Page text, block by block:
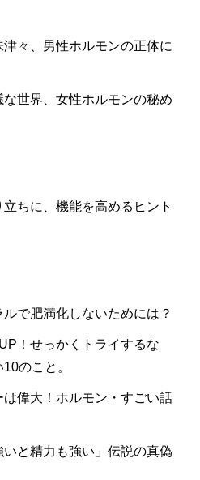
々、男性ホルモンの正体に
世界、女性ホルモンの秘め
ちに、機能を高めるヒント
で肥満化しないためには？
！せっかくトライするな
のこと。
偉大！ホルモン・すごい話
いと精力も強い」伝説の真偽